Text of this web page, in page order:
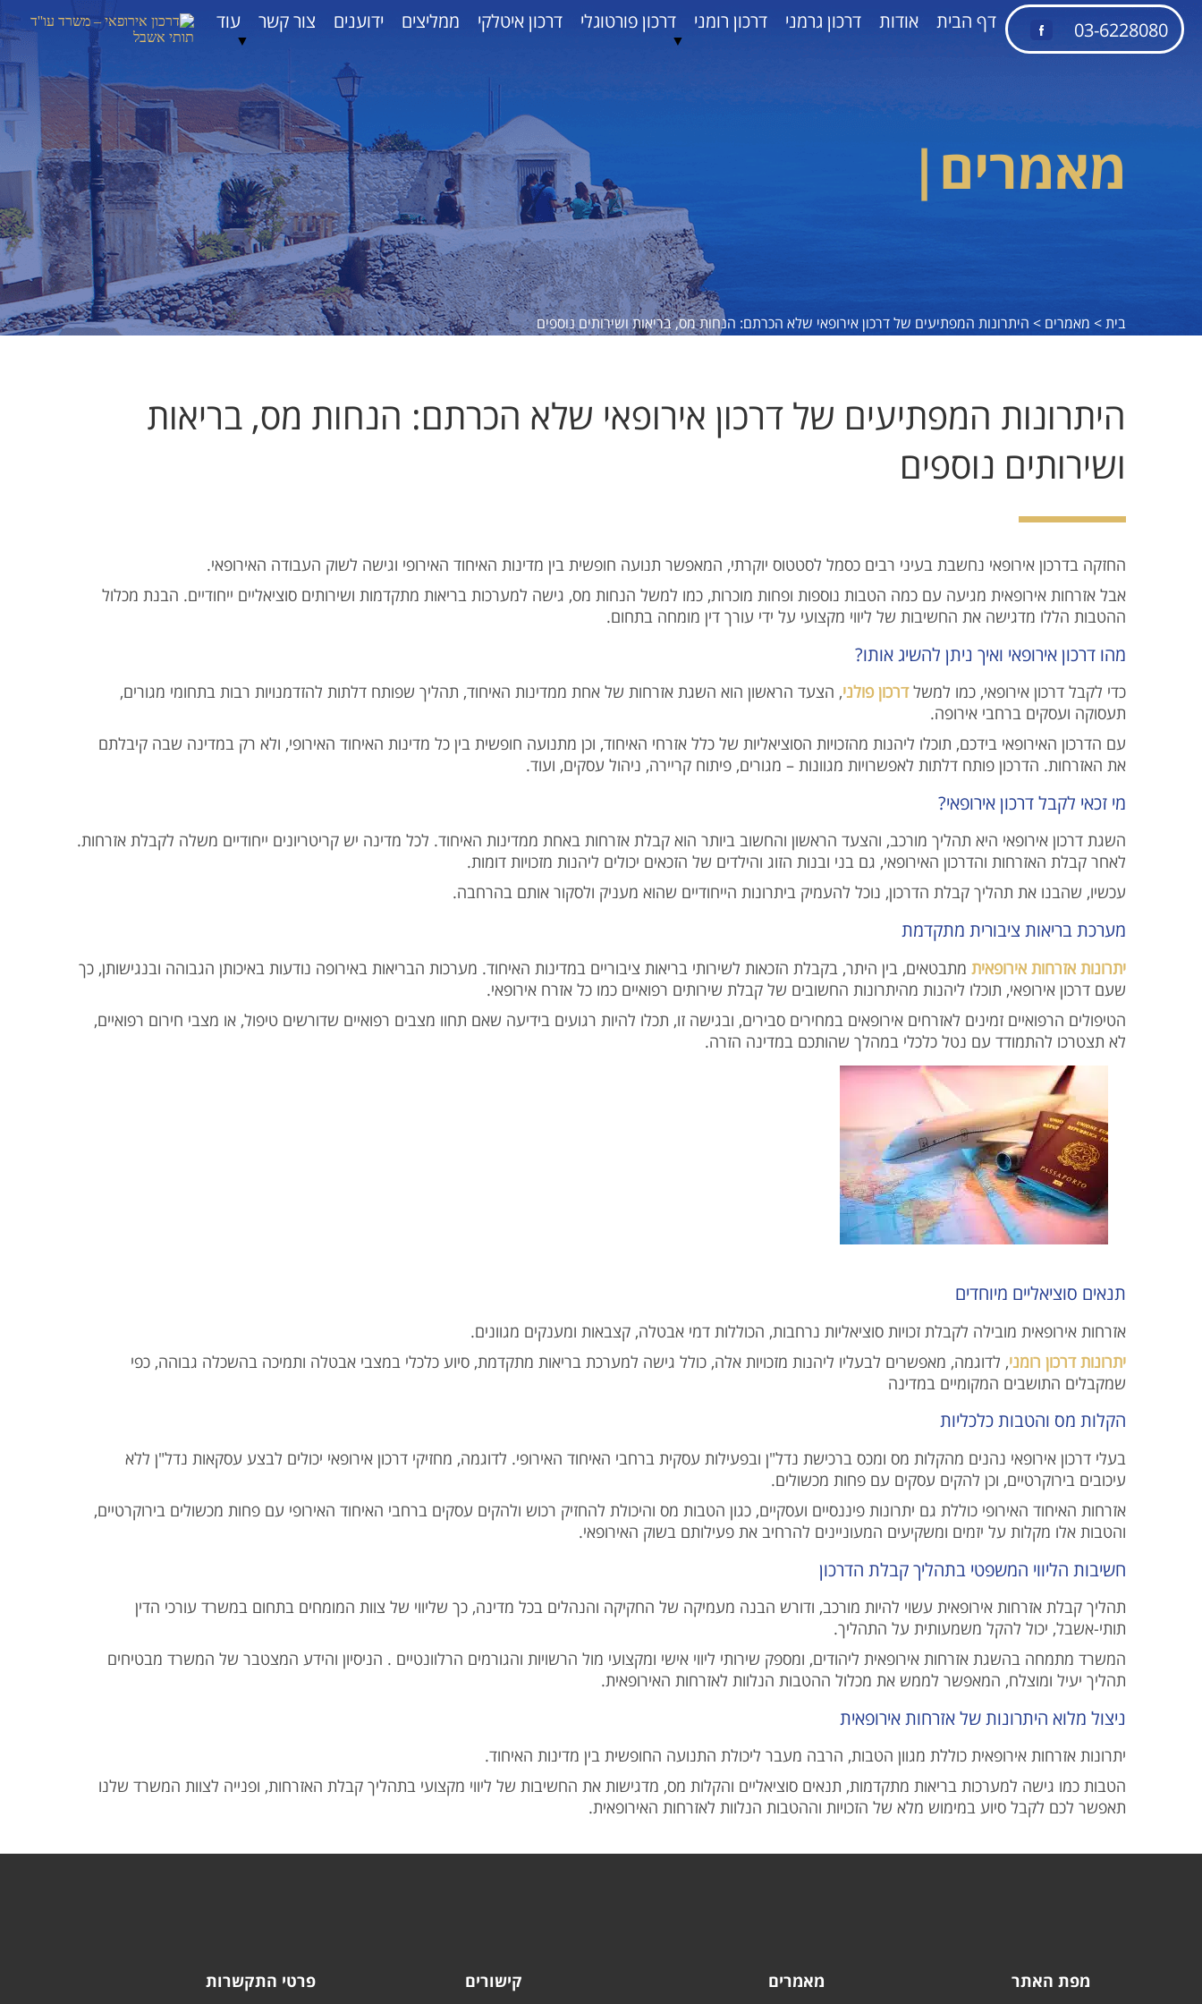
03-6228080 דף הבית אודות דרכון גרמני דרכון רומני דרכון פורטוגלי
▼
דרכון איטלקי ממליצים ידוענים צור קשר עוד
▼
מאמרים |
בית > מאמרים > היתרונות המפתיעים של דרכון אירופאי שלא הכרתם: הנחות מס, בריאות ושירותים נוספים
היתרונות המפתיעים של דרכון אירופאי שלא הכרתם: הנחות מס, בריאות
ושירותים נוספים
החזקה בדרכון אירופאי נחשבת בעיני רבים כסמל לסטטוס יוקרתי, המאפשר תנועה חופשית בין מדינות האיחוד האירופי וגישה לשוק העבודה האירופאי.
אבל אזרחות אירופאית מגיעה עם כמה הטבות נוספות ופחות מוכרות, כמו למשל הנחות מס, גישה למערכות בריאות מתקדמות ושירותים סוציאליים ייחודיים. הבנת מכלול
ההטבות הללו מדגישה את החשיבות של ליווי מקצועי על ידי עורך דין מומחה בתחום.
מהו דרכון אירופאי ואיך ניתן להשיג אותו?
כדי לקבל דרכון אירופאי, כמו למשלדרכון פולני, הצעד הראשון הוא השגת אזרחות של אחת ממדינות האיחוד, תהליך שפותח דלתות להזדמנויות רבות בתחומי מגורים,
תעסוקה ועסקים ברחבי אירופה.
עם הדרכון האירופאי בידכם, תוכלו ליהנות מהזכויות הסוציאליות של כלל אזרחי האיחוד, וכן מתנועה חופשית בין כל מדינות האיחוד האירופי, ולא רק במדינה שבה קיבלתם
את האזרחות. הדרכון פותח דלתות לאפשרויות מגוונות – מגורים, פיתוח קריירה, ניהול עסקים, ועוד.
מי זכאי לקבל דרכון אירופאי?
השגת דרכון אירופאי היא תהליך מורכב, והצעד הראשון והחשוב ביותר הוא קבלת אזרחות באחת ממדינות האיחוד. לכל מדינה יש קריטריונים ייחודיים משלה לקבלת אזרחות.
לאחר קבלת האזרחות והדרכון האירופאי, גם בני ובנות הזוג והילדים של הזכאים יכולים ליהנות מזכויות דומות.
עכשיו, שהבנו את תהליך קבלת הדרכון, נוכל להעמיק ביתרונות הייחודיים שהוא מעניק ולסקור אותם בהרחבה.
מערכת בריאות ציבורית מתקדמת
יתרונות אזרחות אירופאית מתבטאים, בין היתר, בקבלת הזכאות לשירותי בריאות ציבוריים במדינות האיחוד. מערכות הבריאות באירופה נודעות באיכותן הגבוהה ובנגישותן, כך
שעם דרכון אירופאי, תוכלו ליהנות מהיתרונות החשובים של קבלת שירותים רפואיים כמו כל אזרח אירופאי.
הטיפולים הרפואיים זמינים לאזרחים אירופאים במחירים סבירים, ובגישה זו, תכלו להיות רגועים בידיעה שאם תחוו מצבים רפואיים שדורשים טיפול, או מצבי חירום רפואיים,
לא תצטרכו להתמודד עם נטל כלכלי במהלך שהותכם במדינה הזרה.
תנאים סוציאליים מיוחדים
אזרחות אירופאית מובילה לקבלת זכויות סוציאליות נרחבות, הכוללות דמי אבטלה, קצבאות ומענקים מגוונים.
יתרונות דרכון רומני, לדוגמה, מאפשרים לבעליו ליהנות מזכויות אלה, כולל גישה למערכת בריאות מתקדמת, סיוע כלכלי במצבי אבטלה ותמיכה בהשכלה גבוהה, כפי
שמקבלים התושבים המקומיים במדינה
הקלות מס והטבות כלכליות
בעלי דרכון אירופאי נהנים מהקלות מס ומכס ברכישת נדל"ן ובפעילות עסקית ברחבי האיחוד האירופי. לדוגמה, מחזיקי דרכון אירופאי יכולים לבצע עסקאות נדל"ן ללא
עיכובים בירוקרטיים, וכן להקים עסקים עם פחות מכשולים.
אזרחות האיחוד האירופי כוללת גם יתרונות פיננסיים ועסקיים, כגון הטבות מס והיכולת להחזיק רכוש ולהקים עסקים ברחבי האיחוד האירופי עם פחות מכשולים בירוקרטיים,
והטבות אלו מקלות על יזמים ומשקיעים המעוניינים להרחיב את פעילותם בשוק האירופאי.
חשיבות הליווי המשפטי בתהליך קבלת הדרכון
תהליך קבלת אזרחות אירופאית עשוי להיות מורכב, ודורש הבנה מעמיקה של החקיקה והנהלים בכל מדינה, כך שליווי של צוות המומחים בתחום במשרד עורכי הדין
תותי-אשבל, יכול להקל משמעותית על התהליך.
המשרד מתמחה בהשגת אזרחות אירופאית ליהודים, ומספק שירותי ליווי אישי ומקצועי מול הרשויות והגורמים הרלוונטיים . הניסיון והידע המצטבר של המשרד מבטיחים
תהליך יעיל ומוצלח, המאפשר לממש את מכלול ההטבות הנלוות לאזרחות האירופאית.
ניצול מלוא היתרונות של אזרחות אירופאית
יתרונות אזרחות אירופאית כוללת מגוון הטבות, הרבה מעבר ליכולת התנועה החופשית בין מדינות האיחוד.
הטבות כמו גישה למערכות בריאות מתקדמות, תנאים סוציאליים והקלות מס, מדגישות את החשיבות של ליווי מקצועי בתהליך קבלת האזרחות, ופנייה לצוות המשרד שלנו
תאפשר לכם לקבל סיוע במימוש מלא של הזכויות וההטבות הנלוות לאזרחות האירופאית.
מפת האתר מאמרים קישורים פרטי התקשרות